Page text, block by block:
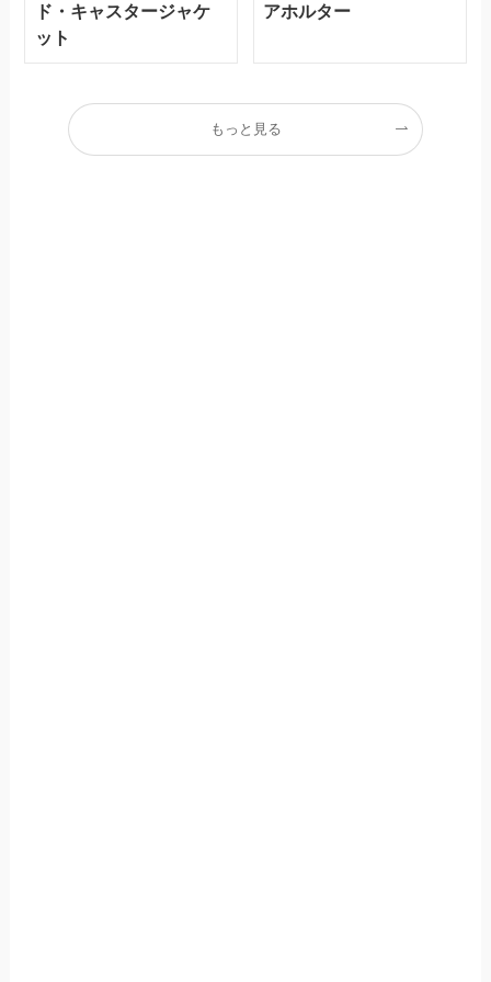
ド・キャスタージャケ
ット
アホルター
もっと見る